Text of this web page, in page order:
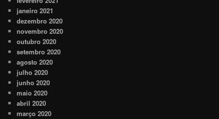
janeiro 2021
dezembro 2020
novembro 2020
outubro 2020
setembro 2020
agosto 2020
julho 2020
junho 2020
maio 2020
abril 2020
março 2020